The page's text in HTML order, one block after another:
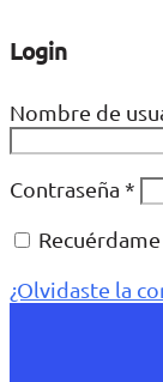
Login
Nombre de
Contraseña *
Recuérdame
¿Olvidaste la